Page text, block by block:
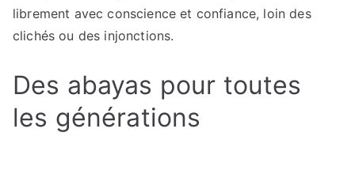
librement avec conscience et confiance, loin des
clichés ou des injonctions.
Des abayas pour toutes
les générations